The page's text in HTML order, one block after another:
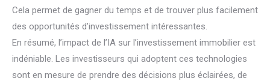
Cela permet de gagner du temps et de trouver plus facilement
des opportunités d’investissement intéressantes.
En résumé, l’impact de l’IA sur l’investissement immobilier est
indéniable. Les investisseurs qui adoptent ces technologies
sont en mesure de prendre des décisions plus éclairées, de